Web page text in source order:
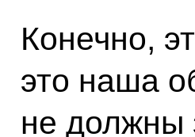
Конечно,
это наша
не должны